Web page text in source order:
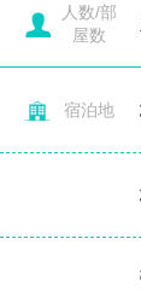
人数/部
屋数
宿泊地